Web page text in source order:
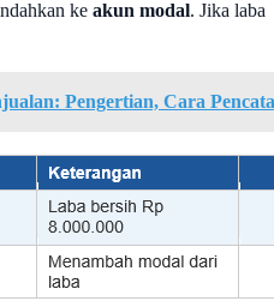
ke akun modal. Jika
Pengertian, Cara